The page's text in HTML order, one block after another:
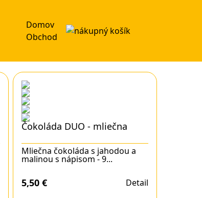
Domov
Obchod
Čokoláda DUO - mliečna
Mliečna čokoláda s jahodou a
malinou s nápisom - 9...
5,50 € Detail